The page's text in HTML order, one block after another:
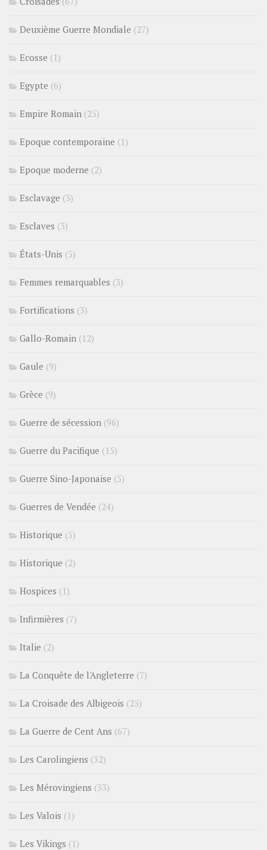
Deuxième Guerre Mondiale (27)
Ecosse (1)
Egypte (6)
Empire Romain (25)
Epoque contemporaine (1)
Epoque moderne (2)
Esclavage (3)
Esclaves (3)
États-Unis (5)
Femmes remarquables (3)
Fortifications (3)
Gallo-Romain (12)
Gaule (9)
Grèce (9)
Guerre de sécession (96)
Guerre du Pacifique (15)
Guerre Sino-Japonaise (5)
Guerres de Vendée (24)
Historique (5)
Historique (2)
Hospices (1)
Infirmières (7)
Italie (2)
La Conquête de l'Angleterre (7)
La Croisade des Albigeois (25)
La Guerre de Cent Ans (67)
Les Carolingiens (32)
Les Mérovingiens (33)
Les Valois (1)
Les Vikings (1)